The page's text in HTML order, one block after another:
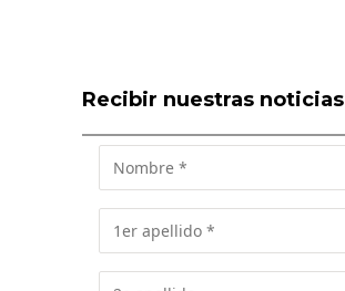
Recibir nuestras noticias